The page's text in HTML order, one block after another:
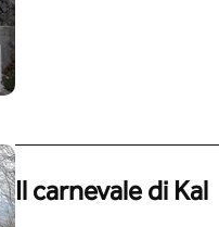
Il carnevale di Kal